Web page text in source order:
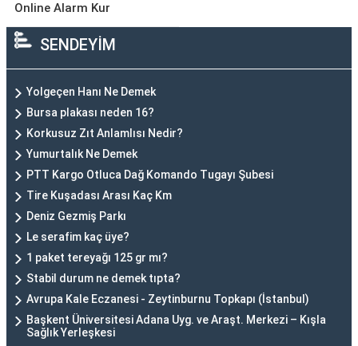
Online Alarm Kur
SENDEYİM
Yolgeçen Hanı Ne Demek
Bursa plakası neden 16?
Korkusuz Zıt Anlamlısı Nedir?
Yumurtalık Ne Demek
PTT Kargo Otluca Dağ Komando Tugayı Şubesi
Tire Kuşadası Arası Kaç Km
Deniz Gezmiş Parkı
Le serafim kaç üye?
1 paket tereyağı 125 gr mı?
Stabil durum ne demek tıpta?
Avrupa Kale Eczanesi - Zeytinburnu Topkapı (İstanbul)
Başkent Üniversitesi Adana Uyg. ve Araşt. Merkezi – Kışla
Sağlık Yerleşkesi